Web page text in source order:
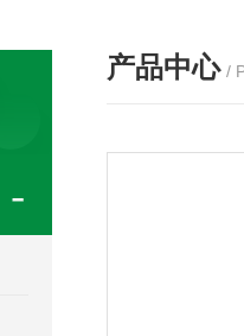
产品中心 /